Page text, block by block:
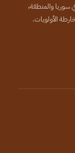
والمنطقة،
الأولويات.